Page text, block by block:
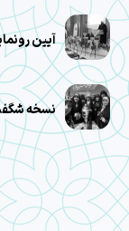
آیین
نسخه